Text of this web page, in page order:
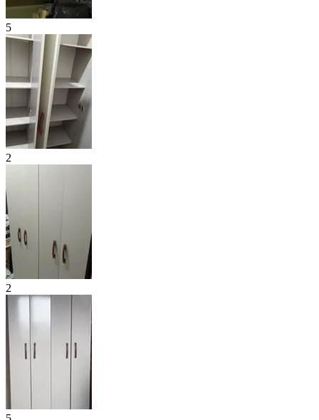
5
2
2